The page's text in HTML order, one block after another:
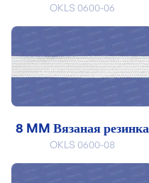
OKLS 0600-06
8 MM Вязаная резинка
OKLS 0600-08